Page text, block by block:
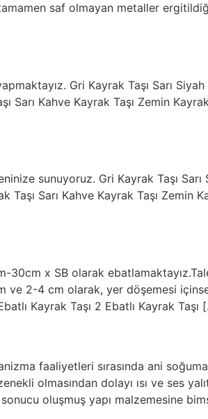
saf olmayan metaller
Gri Kayrak Taşı Sarı Siyah
Sarı Kahve Kayrak Taşı Zemin
sunuyoruz. Gri Kayrak Taşı
Taşı Sarı Kahve Kayrak Taşı
30cm x SB olarak
ve 2-4 cm olarak, yer döşemesi
Kayrak Taşı 2 Ebatlı Kayrak Taşı
faaliyetleri sırasında ani
olmasından dolayı ısı ve ses
sonucu oluşmuş yapı malzemesine